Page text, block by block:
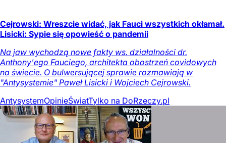
Cejrowski: Wreszcie widać, jak Fauci wszystkich okłamał.
Lisicki: Sypie się opowieść o pandemii
Na jaw wychodzą nowe fakty ws. działalności dr.
Anthony'ego Fauciego, architekta obostrzeń covidowych
na świecie. O bulwersującej sprawie rozmawiają w
"Antysystemie" Paweł Lisicki i Wojciech Cejrowski.
AntysystemOpinieŚwiatTylko na DoRzeczy.pl